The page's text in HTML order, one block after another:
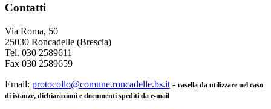
Contatti
Via Roma, 50
25030 Roncadelle (Brescia)
Tel. 030 2589611
Fax 030 2589659
Email: protocollo@comune.roncadelle.bs.it - casella da utilizzare nel caso
di istanze, dichiarazioni e documenti spediti da e-mail